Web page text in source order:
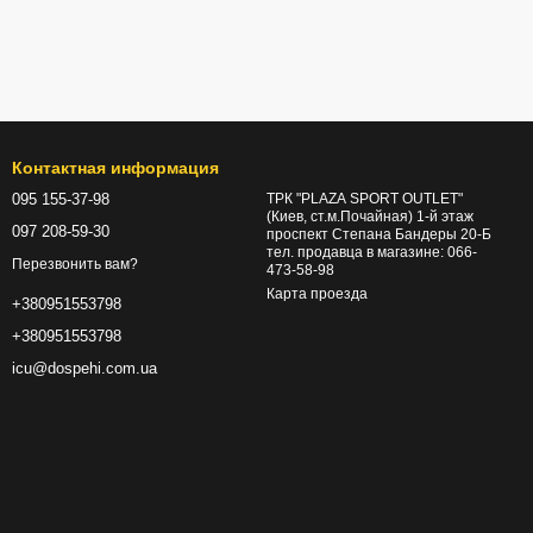
Контактная информация
095 155-37-98
097 208-59-30
Перезвонить вам?
+380951553798
+380951553798
icu@dospehi.com.ua
ТРК "PLAZA SPORT OUTLET"
(Киев, ст.м.Почайная) 1-й этаж
проспект Степана Бандеры 20-Б
тел. продавца в магазине: 066-
473-58-98
Карта проезда